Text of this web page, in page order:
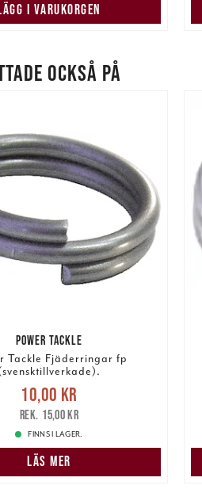
I VARUKORGEN
OCKSÅ PÅ
POWER TACKLE
Tackle Fjäderringar fp
pris:10,00 kr
pris: 15,00 kr
10,00 kr
15,00 kr
FINNS I LAGER.
LÄS MER